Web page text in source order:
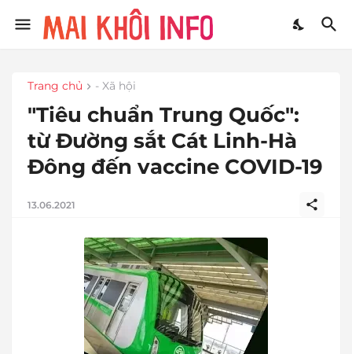
Trang chủ - Xã hội
"Tiêu chuẩn Trung Quốc":
từ Đường sắt Cát Linh-Hà
Đông đến vaccine COVID-19
13.06.2021